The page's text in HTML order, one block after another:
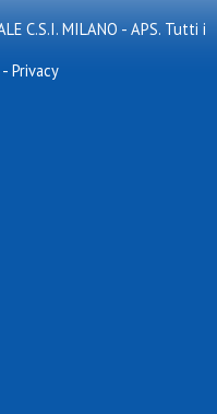
C.S.I. MILANO - APS. Tutti i
- Privacy